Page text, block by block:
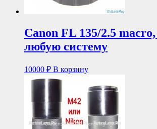
Canon FL 135/2.5
любую систему
10000 ₽ В корзину